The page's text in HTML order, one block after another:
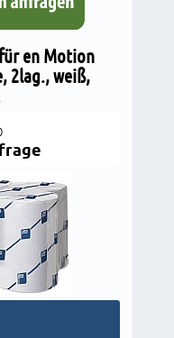
en Motion
2lag., weiß,